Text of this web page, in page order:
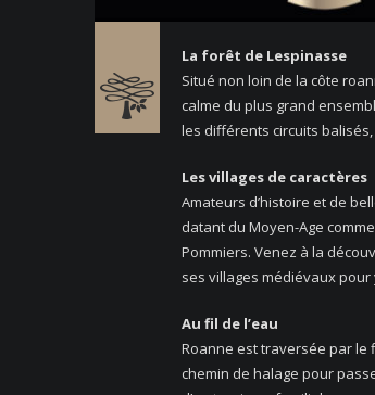
La forêt de Lespinasse
Situé non loin de la côte
calme du plus grand
les différents circuits
Les villages de caractères
Amateurs d’histoire et de
datant du Moyen-Age
Pommiers. Venez à la
ses villages médiévaux
Au fil de l’eau
Roanne est traversée par le
chemin de halage pour